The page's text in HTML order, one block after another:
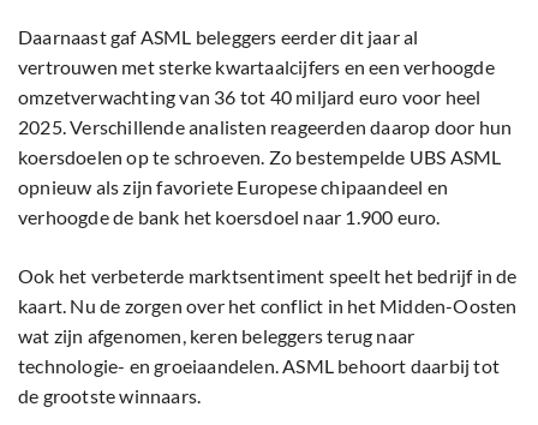
Daarnaast gaf ASML beleggers eerder dit jaar al
vertrouwen met sterke kwartaalcijfers en een verhoogde
omzetverwachting van 36 tot 40 miljard euro voor heel
2025. Verschillende analisten reageerden daarop door hun
koersdoelen op te schroeven. Zo bestempelde UBS ASML
opnieuw als zijn favoriete Europese chipaandeel en
verhoogde de bank het koersdoel naar 1.900 euro.
Ook het verbeterde marktsentiment speelt het bedrijf in de
kaart. Nu de zorgen over het conflict in het Midden-Oosten
wat zijn afgenomen, keren beleggers terug naar
technologie- en groeiaandelen. ASML behoort daarbij tot
de grootste winnaars.